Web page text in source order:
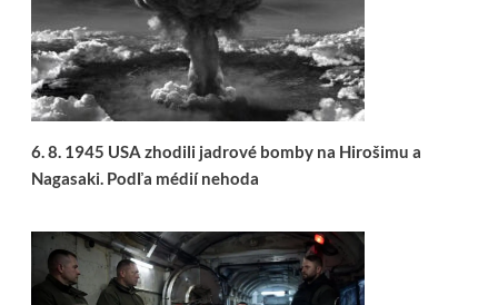
6. 8. 1945 USA zhodili jadrové bomby na Hirošimu a
Nagasaki. Podľa médií nehoda